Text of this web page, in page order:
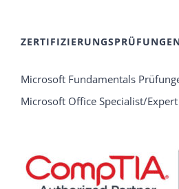
Microsoft Fundamentals
Microsoft Office Specialist/